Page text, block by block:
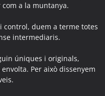
Aiguamúrcia
a la muntanya.
duem a terme totes
intermediaris.
úniques i originals,
Per això dissenyem